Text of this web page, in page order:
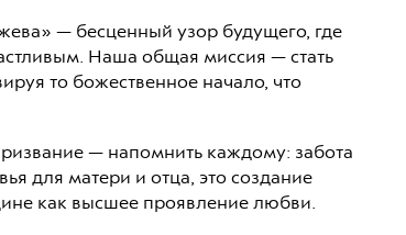
— бесценный узор будущего, где
Наша общая миссия — стать
то божественное начало, что
— напомнить каждому: забота
для матери и отца, это создание
как высшее проявление любви.